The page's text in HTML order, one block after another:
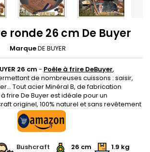
ronde 26 cm De Buyer
MarqueDE BUYER
26 cm - Poêle à frire DeBuyer,
de nombreuses cuissons : saisir,
Tout acier Minéral B, de fabrication
frire De Buyer est idéale pour un
originel, 100% naturel et sans revêtement
Bushcraft 26 cm 1.9 kg